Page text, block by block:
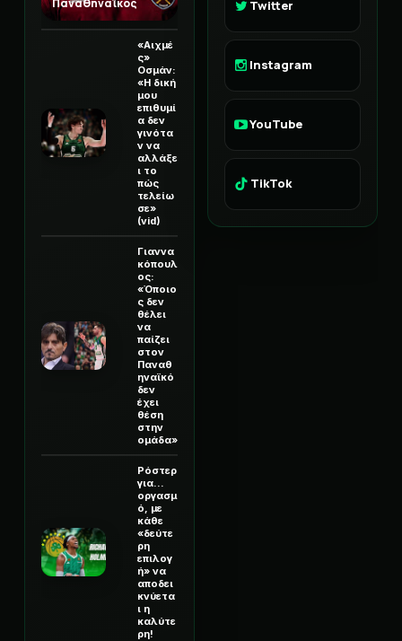
Παναθηναϊκός
«Αιχμέ
ς»
Οσμάν:
«Η δική
μου
επιθυμί
α δεν
γινότα
ν να
αλλάξε
ι το
πώς
τελείω
σε»
(vid)
Γιαννα
κόπουλ
ος:
«Όποιο
ς δεν
θέλει
να
παίζει
στον
Παναθ
ηναϊκό
δεν
έχει
θέση
στην
ομάδα»
Ρόστερ
για...
οργασμ
ό, με
κάθε
«δεύτε
ρη
επιλογ
ή» να
αποδει
κνύετα
ι η
καλύτε
ρη!
Twitter
Instagram
YouTube
TikTok